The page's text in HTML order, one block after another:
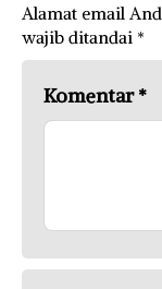
Alamat email
wajib ditandai *
Komentar*